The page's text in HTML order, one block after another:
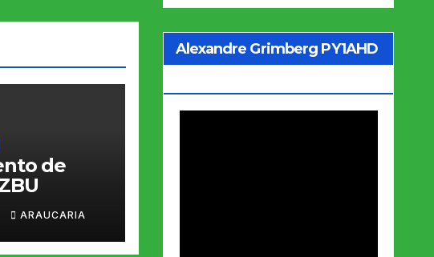
de
ARAUCARIA
Alexandre Grimberg PY1AHD